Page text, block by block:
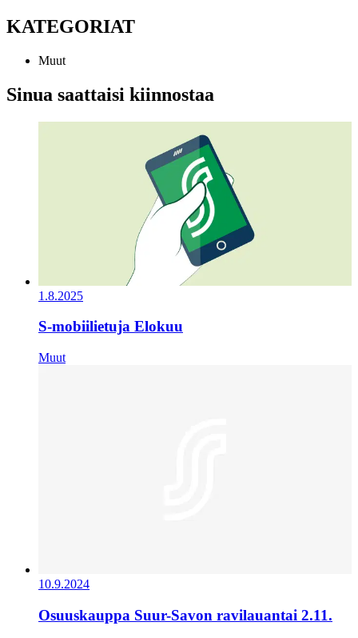
KATEGORIAT
Muut
Sinua saattaisi kiinnostaa
1.8.2025
S-mobiilietuja Elokuu
Muut
10.9.2024
Osuuskauppa Suur-Savon ravilauantai 2.11.